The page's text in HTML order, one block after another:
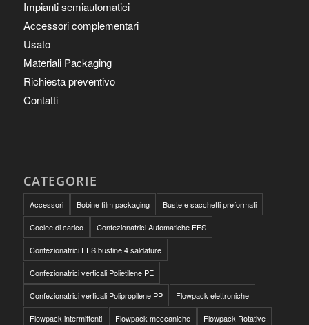
Impianti semiautomatici
Accessori complementari
Usato
Materiali Packaging
Richiesta preventivo
Contatti
CATEGORIE
Accessori Bobine film packaging Buste e sacchetti preformati
Coclee di carico Confezionatrici Automatiche FFS
Confezionatrici FFS bustine 4 saldature
Confezionatrici verticali Polietilene PE
Confezionatrici verticali Polipropilene PP Flowpack elettroniche
Flowpack intermittenti Flowpack meccaniche Flowpack Rotative